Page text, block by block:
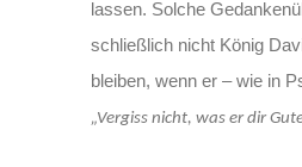
lassen. Solche
schließlich nicht König
bleiben, wenn er – wie in
„Vergiss nicht, was er dir